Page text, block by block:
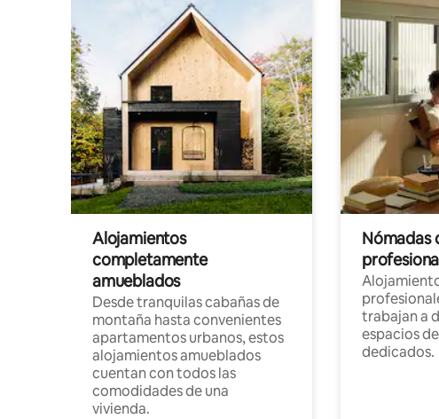
Alojamientos
completamente
amueblados
Desde tranquilas cabañas de
montaña hasta convenientes
apartamentos urbanos, estos
alojamientos amueblados
cuentan con todos las
comodidades de una
vivienda.
Nómadas
trabajan a
espacios
dedicados.